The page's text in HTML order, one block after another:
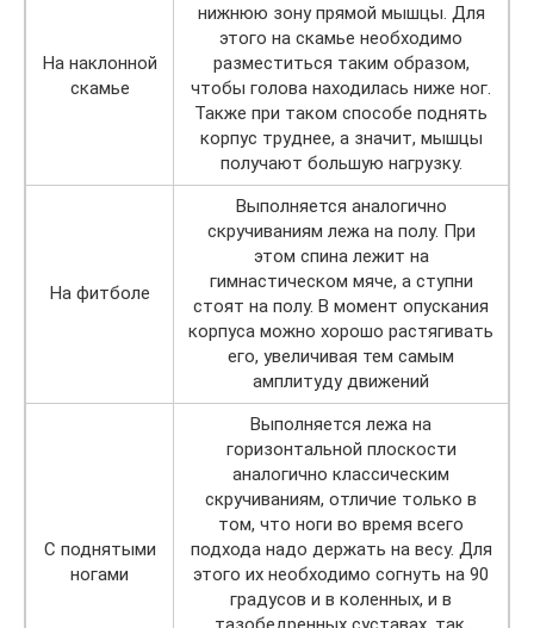
На наклонной
скамье
нижнюю зону прямой мышцы. Для
этого на скамье необходимо
разместиться таким образом,
чтобы голова находилась ниже ног.
Также при таком способе поднять
корпус труднее, а значит, мышцы
получают большую нагрузку.
На фитболе
Выполняется аналогично
скручиваниям лежа на полу. При
этом спина лежит на
гимнастическом мяче, а ступни
стоят на полу. В момент опускания
корпуса можно хорошо растягивать
его, увеличивая тем самым
амплитуду движений
С поднятыми
ногами
Выполняется лежа на
горизонтальной плоскости
аналогично классическим
скручиваниям, отличие только в
том, что ноги во время всего
подхода надо держать на весу. Для
этого их необходимо согнуть на 90
градусов и в коленных, и в